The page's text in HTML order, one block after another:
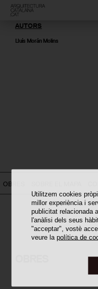
Utilitzem cookies
millor experiència i
publicitat relacionada
l'anàlisi dels seus
"acceptar", vostè
veure lapolítica de
AUTORS
Lluís Morán Molins
OBRES
Recinte Firal